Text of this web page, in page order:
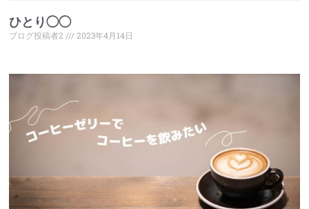
ひとり◯◯
ブログ投稿者2 2023年4月14日